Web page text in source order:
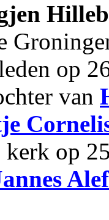
op
van
kerk op